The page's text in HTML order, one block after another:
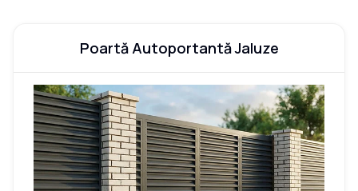
Poartă Autoportantă Jaluze